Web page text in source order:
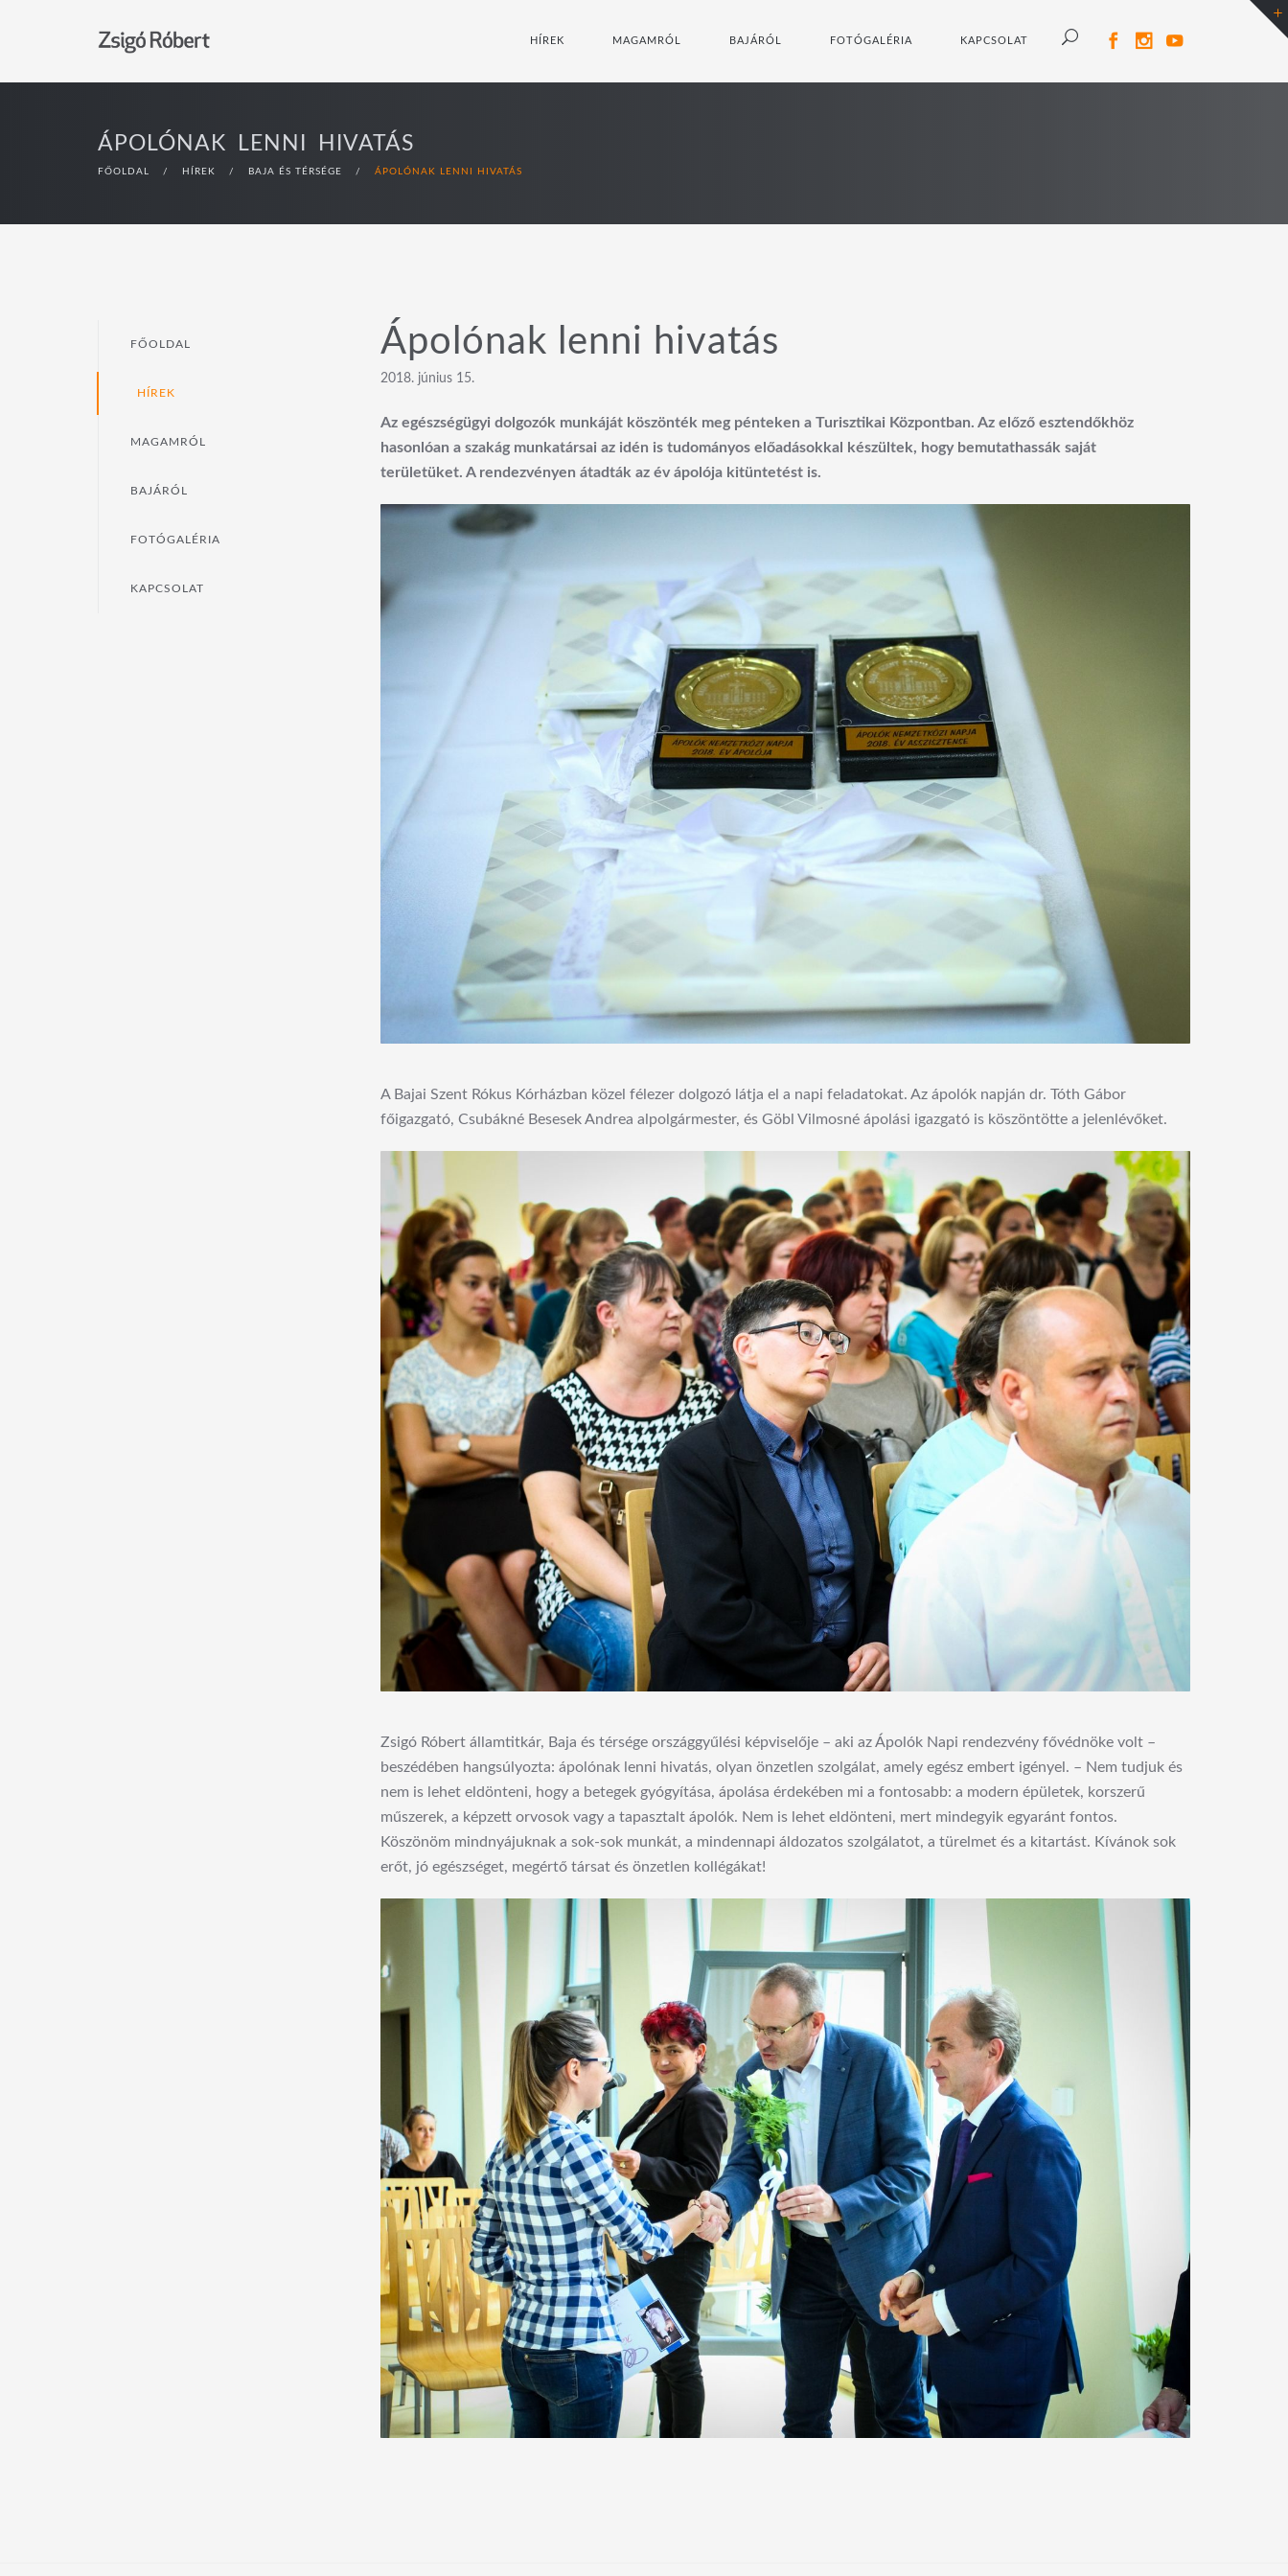
HÍREK MAGAMRÓL BAJÁRÓL FOTÓGALÉRIA KAPCSOLAT
ÁPOLÓNAK LENNI HIVATÁS
FŐOLDAL / HÍREK / BAJA ÉS TÉRSÉGE / ÁPOLÓNAK LENNI HIVATÁS
FŐOLDAL
HÍREK
MAGAMRÓL
BAJÁRÓL
FOTÓGALÉRIA
KAPCSOLAT
Ápolónak lenni hivatás
2018. június 15.
Az egészségügyi dolgozók munkáját köszönték meg pénteken a Turisztikai Központban. Az előző esztendőkhöz
hasonlóan a szakág munkatársai az idén is tudományos előadásokkal készültek, hogy bemutathassák saját
területüket. A rendezvényen átadták az év ápolója kitüntetést is.
A Bajai Szent Rókus Kórházban közel félezer dolgozó látja el a napi feladatokat. Az ápolók napján dr. Tóth Gábor
főigazgató, Csubákné Besesek Andrea alpolgármester, és Göbl Vilmosné ápolási igazgató is köszöntötte a jelenlévőket.
Zsigó Róbert államtitkár, Baja és térsége országgyűlési képviselője – aki az Ápolók Napi rendezvény fővédnöke volt –
beszédében hangsúlyozta: ápolónak lenni hivatás, olyan önzetlen szolgálat, amely egész embert igényel. – Nem tudjuk és
nem is lehet eldönteni, hogy a betegek gyógyítása, ápolása érdekében mi a fontosabb: a modern épületek, korszerű
műszerek, a képzett orvosok vagy a tapasztalt ápolók. Nem is lehet eldönteni, mert mindegyik egyaránt fontos.
Köszönöm mindnyájuknak a sok-sok munkát, a mindennapi áldozatos szolgálatot, a türelmet és a kitartást. Kívánok sok
erőt, jó egészséget, megértő társat és önzetlen kollégákat!